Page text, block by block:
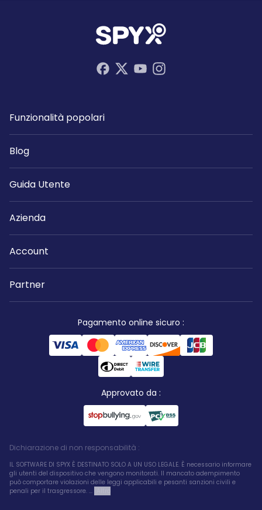
Funzionalità popolari
Blog
Guida Utente
Azienda
Account
Partner
Pagamento online sicuro :
Approvato da :
Dichiarazione di non responsabilità :
IL SOFTWARE DI SPYX È DESTINATO SOLO A UN USO LEGALE. È necessario informare
gli utenti del dispositivo che vengono monitorati. Il mancato adempimento
può comportare violazioni delle leggi applicabili e pesanti sanzioni civili e
penali per il trasgressore. ...